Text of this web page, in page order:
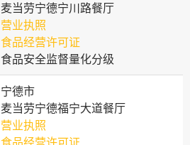
麦当劳宁德宁川路餐厅
营业执照
食品经营许可证
食品安全监督量化分级
宁德市
麦当劳宁德福宁大道餐厅
营业执照
食品经营许可证